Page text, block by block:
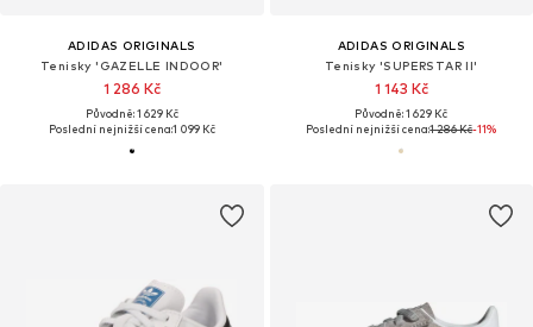
ADIDAS ORIGINALS
Tenisky 'GAZELLE INDOOR'
1 286 Kč
Původně: 1 629 Kč
Poslední nejnižší cena:1 099 Kč
ADIDAS ORIGINALS
Tenisky 'SUPERSTAR II'
1 143 Kč
Původně: 1 629 Kč
Poslední nejnižší cena:1 286 Kč-11%